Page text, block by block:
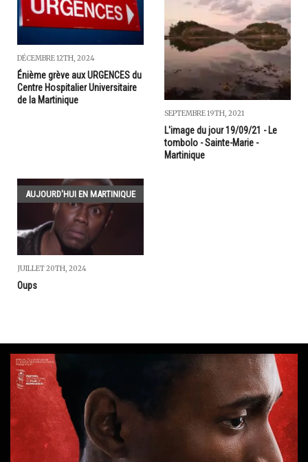
DÉCEMBRE 12TH, 2024
Énième grève aux URGENCES du
Centre Hospitalier Universitaire
de la Martinique
SEPTEMBRE 19TH, 2021
L'image du jour 19/09/21 - Le
tombolo - Sainte-Marie -
Martinique
AUJOURD'HUI EN MARTINIQUE
JUILLET 20TH, 2024
Oups